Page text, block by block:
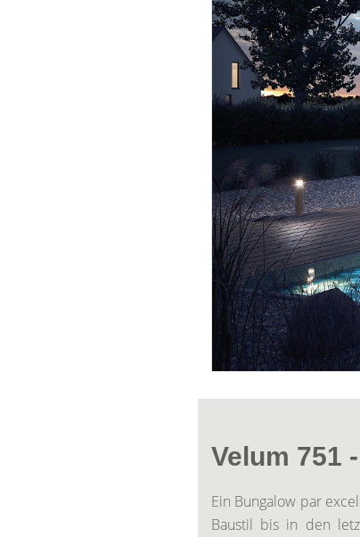
Velum 751
Ein Bungalow par
Baustil bis in den